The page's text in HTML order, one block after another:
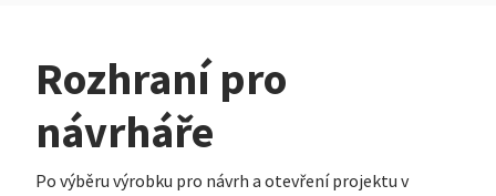
Rozhraní pro
návrháře
Po výběru výrobku pro návrh a otevření projektu v